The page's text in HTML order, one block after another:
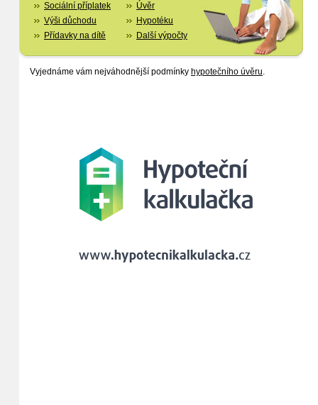
Sociální příplatek
Výši důchodu
Přídavky na dítě
Úvěr
Hypotéku
Další výpočty
Vyjednáme vám nejváhodnější podmínky hypotečního úvěru.